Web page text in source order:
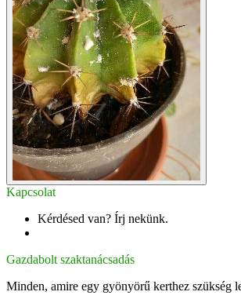
Kapcsolat
Kérdésed van? Írj nekünk.
Gazdabolt szaktanácsadás
Minden, amire egy gyönyörű kerthez szükség